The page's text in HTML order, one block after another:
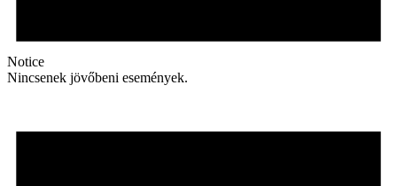
Notice
Nincsenek jövőbeni események.